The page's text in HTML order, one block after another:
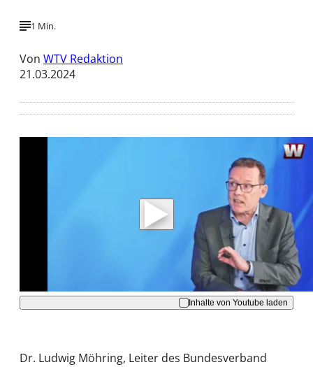
1 Min.
Von WTV Redaktion
21.03.2024
Mit der Wiedergabe dieses Videos werden
Daten an Youtube übertragen.
Hinweise dazu erhalten Sie in der Datenschutzerklärung .
Inhalte von Youtube laden
Dr. Ludwig Möhring, Leiter des Bundesverband